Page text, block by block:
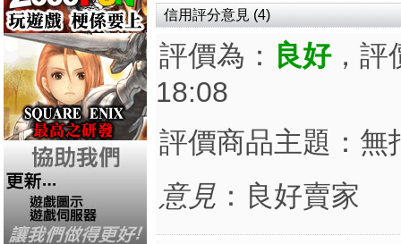
信用評分意見 (4)
評價為： 良好，評
18:08
評價商品主題：無
意見 ：良好賣家